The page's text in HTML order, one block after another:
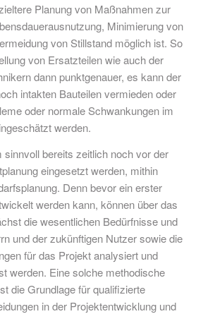
Planung von Maßnahmen zur
Minimierung von
von Stillstand möglich ist. So
von Ersatzteilen wie auch der
dann punktgenauer, es kann der
intakten Bauteilen vermieden oder
oder normale Schwankungen im
werden.
sinnvoll bereits zeitlich noch vor der
eingesetzt werden, mithin
Denn bevor ein erster
werden kann, können über das
die wesentlichen Bedürfnisse und
und der zukünftigen Nutzer sowie die
für das Projekt analysiert und
werden. Eine solche methodische
die Grundlage für qualifizierte
in der Projektentwicklung und